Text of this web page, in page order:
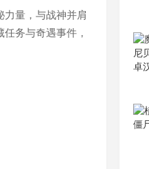
量，与战神并肩
务与奇遇事件，